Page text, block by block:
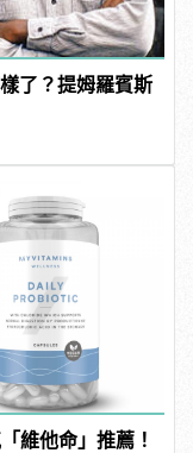
了？提姆羅賓斯
維他命」推薦！